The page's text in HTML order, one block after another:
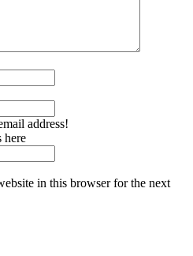
address!
here
in this browser for the next